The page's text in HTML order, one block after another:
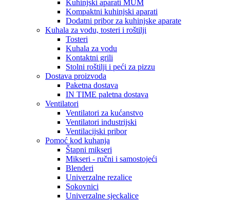
Kuhinjski aparati MUM
Kompaktni kuhinjski aparati
Dodatni pribor za kuhinjske aparate
Kuhala za vodu, tosteri i roštilji
Tosteri
Kuhala za vodu
Kontaktni grili
Stolni roštilji i peći za pizzu
Dostava proizvoda
Paketna dostava
IN TIME paletna dostava
Ventilatori
Ventilatori za kućanstvo
Ventilatori industrijski
Ventilacijski pribor
Pomoć kod kuhanja
Štapni mikseri
Mikseri - ručni i samostojeći
Blenderi
Univerzalne rezalice
Sokovnici
Univerzalne sjeckalice